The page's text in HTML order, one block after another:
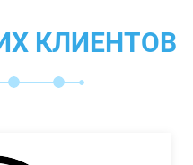
КЛИЕНТОВ